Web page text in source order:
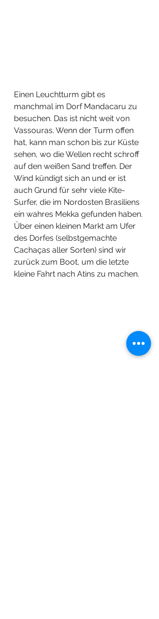
Einen Leuchtturm gibt es
manchmal im Dorf Mandacaru zu
besuchen. Das ist nicht weit von
Vassouras. Wenn der Turm offen
hat, kann man schon bis zur Küste
sehen, wo die Wellen recht schroff
auf den weißen Sand treffen. Der
Wind kündigt sich an und er ist
auch Grund für sehr viele Kite-
Surfer, die im Nordosten Brasiliens
ein wahres Mekka gefunden haben.
Über einen kleinen Markt am Ufer
des Dorfes (selbstgemachte
Cachaças aller Sorten) sind wir
zurück zum Boot, um die letzte
kleine Fahrt nach Atins zu machen.